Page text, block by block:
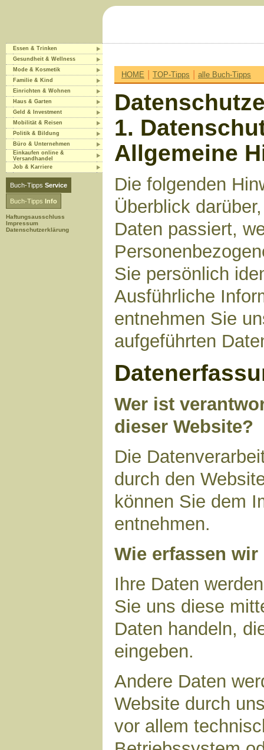
Essen & Trinken
Gesundheit & Wellness
Mode & Kosmetik
Familie & Kind
Einrichten & Wohnen
Haus & Garten
Geld & Investment
Mobilität & Reisen
Politik & Bildung
Büro & Unternehmen
Einkaufen online &
Versandhandel
Job & Karriere
Buch-Tipps Service
Buch-Tipps Info
Haftungsausschluss
Impressum
Datenschutzerklärung
HOME | TOP-Tipps | alle Buch-Tipps
1.
Allgemeine
Die folgenden
Überblick
Daten passiert,
Sie persönlich
Ausführliche
entnehmen Sie
aufgeführten
Wer ist
dieser Website?
Die
durch den
können Sie dem
entnehmen.
Wie erfassen wir
Ihre Daten
Sie uns diese
Daten handeln,
eingeben.
Andere Daten
Website durch
vor allem